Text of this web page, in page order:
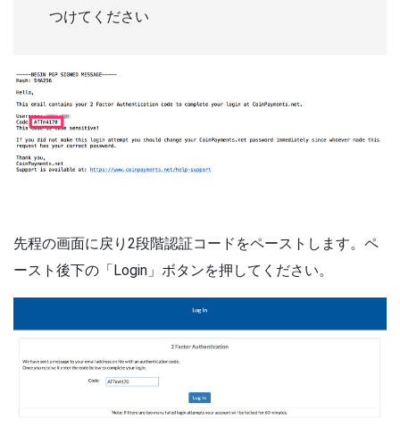
つけてください
先程の画面に戻り2段階認証コードをペーストします。ペ
ースト後下の「Login」ボタンを押してください。